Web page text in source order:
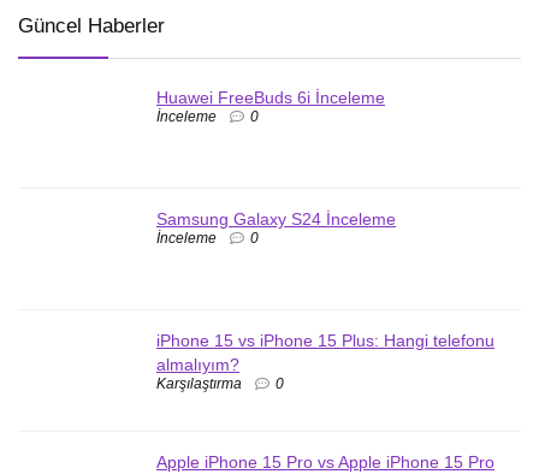
Güncel Haberler
Huawei FreeBuds 6i İnceleme
İnceleme 0
Samsung Galaxy S24 İnceleme
İnceleme 0
iPhone 15 vs iPhone 15 Plus: Hangi telefonu
almalıyım?
Karşılaştırma 0
Apple iPhone 15 Pro vs Apple iPhone 15 Pro